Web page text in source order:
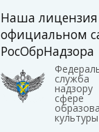
Наша
официальном
РосОбрНадзора
сфере
культуры